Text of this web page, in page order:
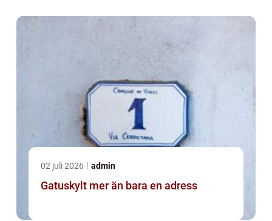
02 juli 2026 admin
Gatuskylt mer än bara en adress